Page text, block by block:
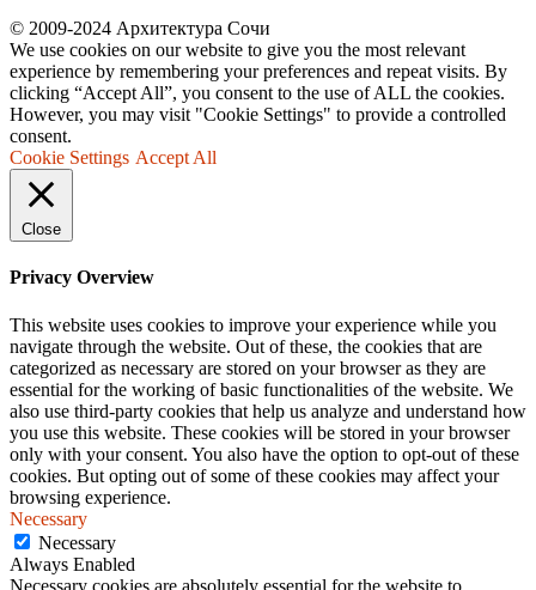
© 2009-2024 Архитектура Сочи
We use cookies on our website to give you the most relevant
experience by remembering your preferences and repeat visits. By
clicking “Accept All”, you consent to the use of ALL the cookies.
However, you may visit "Cookie Settings" to provide a controlled
consent.
Cookie Settings Accept All
Close
Privacy Overview
This website uses cookies to improve your experience while you
navigate through the website. Out of these, the cookies that are
categorized as necessary are stored on your browser as they are
essential for the working of basic functionalities of the website. We
also use third-party cookies that help us analyze and understand how
you use this website. These cookies will be stored in your browser
only with your consent. You also have the option to opt-out of these
cookies. But opting out of some of these cookies may affect your
browsing experience.
Necessary
Necessary
Always Enabled
Necessary cookies are absolutely essential for the website to